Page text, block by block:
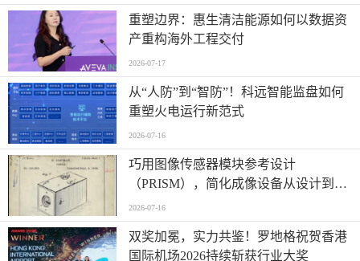
重塑边界：惠生清洁能源如何以数据资
产重构海外工程交付
2026-07-17
从“人防”到“智防”！科远智能监盘如何
重塑火电运行新范式
2026-07-16
巧用图像传感器模块参考设计
（PRISM），简化成像设备从设计到制
造的全流程
2026-07-16
双奖加冕，实力共鉴！罗地格祝贺香港
国际机场2026持续斩获行业大奖